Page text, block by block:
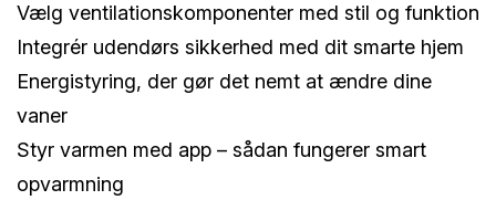
Vælg ventilationskomponenter med stil og funktion
Integrér udendørs sikkerhed med dit smarte hjem
Energistyring, der gør det nemt at ændre dine
vaner
Styr varmen med app – sådan fungerer smart
opvarmning